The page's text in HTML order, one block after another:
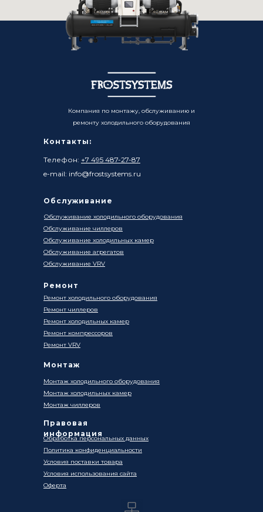
Контакты:
Телефон: +7 495 487-27-87
e-mail: info@frostsystems.ru
Ремонт
Обработка персональных данных
Политика конфиденциальности
Условия поставки товара
Оферта
Условия использования сайта
Компания по монтажу, обслуживанию и
ремонту холодильного оборудования
Ремонт холодильного оборудования
Ремонт чиллеров
Ремонт холодильных камер
Ремонт компрессоров
Ремонт VRV
Монтаж
Правовая
информация
Монтаж холодильного оборудования
Монтаж чиллеров
Монтаж холодильных камер
Обслуживание
Обслуживание холодильного оборудования
Обслуживание чиллеров
Обслуживание холодильных камер
Обслуживание агрегатов
Обслуживание VRV